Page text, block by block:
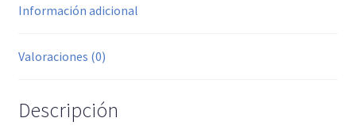
Información adicional
Valoraciones (0)
Descripción